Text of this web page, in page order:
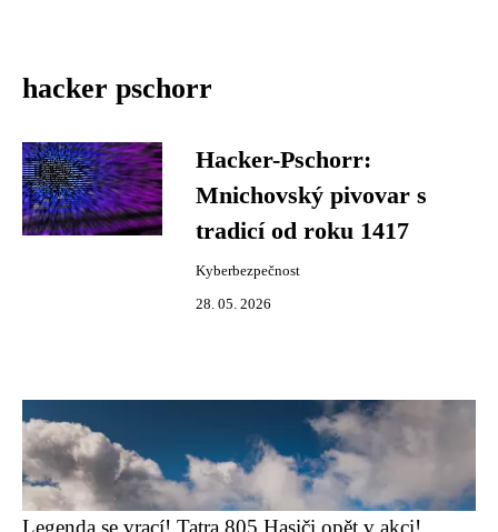
hacker pschorr
Hacker-Pschorr:
Mnichovský pivovar s
tradicí od roku 1417
Kyberbezpečnost
28. 05. 2026
Legenda se vrací! Tatra 805 Hasiči opět v akci!